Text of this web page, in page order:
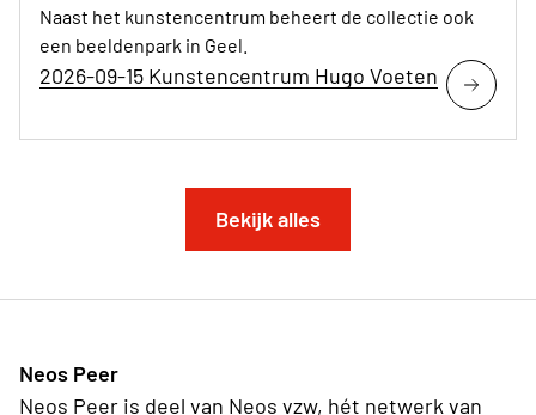
Naast het kunstencentrum beheert de collectie ook
een beeldenpark in Geel.
2026-09-15 Kunstencentrum Hugo Voeten
Bekijk alles
Neos Peer
Neos Peer is deel van Neos vzw, hét netwerk van